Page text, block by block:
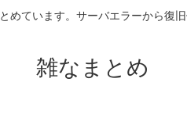
めています。サーバエラーから
雑なまとめ